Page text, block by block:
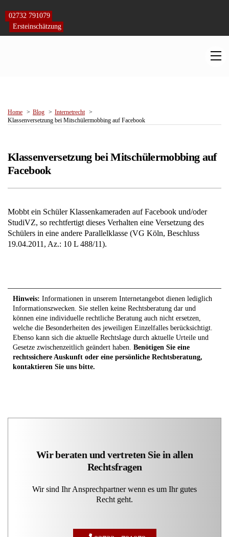
content
02732 791079
Ersteinschätzung
Home Blog
Internetrecht
Klassenversetzung bei Mitschülermobbing auf Facebook
Klassenversetzung bei Mitschülermobbing auf
Facebook
Mobbt ein Schüler Klassenkameraden auf Facebook und/oder
StudiVZ, so rechtfertigt dieses Verhalten eine Versetzung des
Schülers in eine andere Parallelklasse (VG Köln, Beschluss
19.04.2011, Az.: 10 L 488/11).
Hinweis: Informationen in unserem Internetangebot dienen lediglich
Informationszwecken. Sie stellen keine Rechtsberatung dar und
können eine individuelle rechtliche Beratung auch nicht ersetzen,
welche die Besonderheiten des jeweiligen Einzelfalles berücksichtigt.
Ebenso kann sich die aktuelle Rechtslage durch aktuelle Urteile und
Gesetze zwischenzeitlich geändert haben. Benötigen Sie eine
rechtssichere Auskunft oder eine persönliche Rechtsberatung,
kontaktieren Sie uns bitte.
Wir beraten und vertreten Sie in allen
Rechtsfragen
Wir sind Ihr Ansprechpartner wenn es um Ihr gutes
Recht geht.